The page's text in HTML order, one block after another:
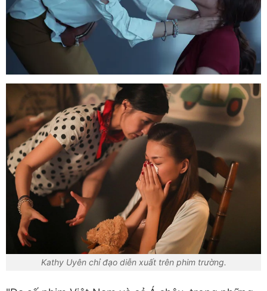
Kathy Uyên chỉ đạo diễn xuất trên phim trường.